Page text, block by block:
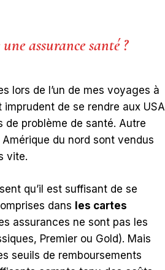
assurance santé ?
lors de l’un de mes voyages à
de se rendre aux USA
problème de santé. Autre
Amérique du nord sont vendus
vite.
qu’il est suffisant de se
dans les cartes
assurances ne sont pas les
Premier ou Gold). Mais
seuils de remboursements